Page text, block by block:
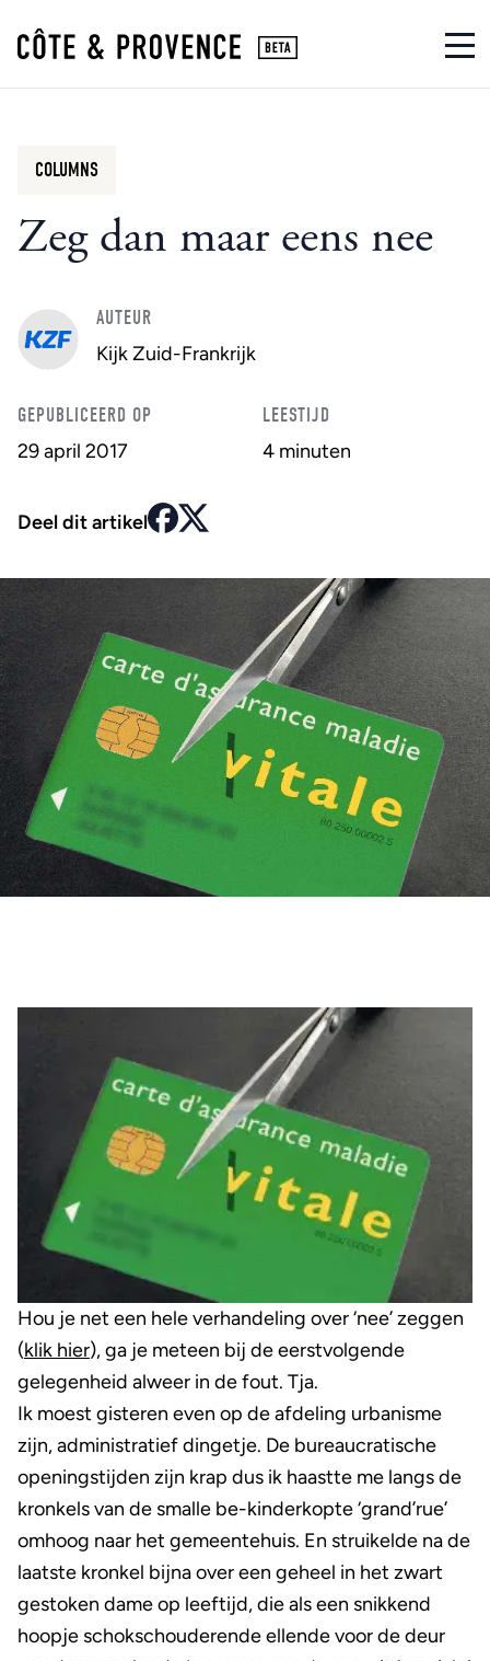
Zeg dan maar eens nee
COLUMNS
AUTEUR
Kijk Zuid-Frankrijk
GEPUBLICEERD OP
29 april 2017
LEESTIJD
4 minuten
Deel dit artikel
Hou je net een hele verhandeling over ‘nee’ zeggen
(klik hier), ga je meteen bij de eerstvolgende
gelegenheid alweer in de fout. Tja.
Ik moest gisteren even op de afdeling urbanisme
zijn, administratief dingetje. De bureaucratische
openingstijden zijn krap dus ik haastte me langs de
kronkels van de smalle be-kinderkopte ‘grand’rue’
omhoog naar het gemeentehuis. En struikelde na de
laatste kronkel bijna over een geheel in het zwart
gestoken dame op leeftijd, die als een snikkend
hoopje schokschouderende ellende voor de deur